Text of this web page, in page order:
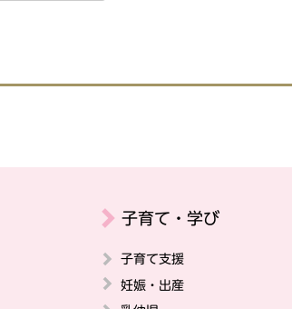
子育て・学び
子育て支援
妊娠・出産